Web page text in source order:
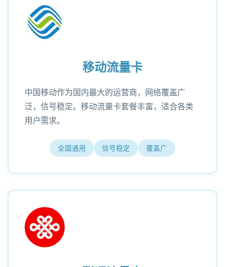
移动流量卡
中国移动作为国内最大的运营商，网络覆盖广
泛，信号稳定。移动流量卡套餐丰富，适合各类
用户需求。
全国通用 信号稳定 覆盖广